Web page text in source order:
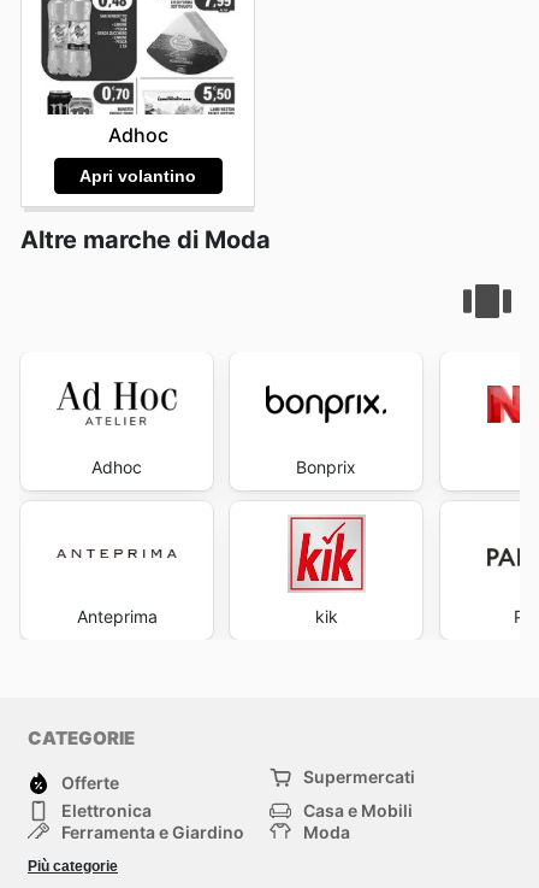
Adhoc
Apri volantino
Altre marche di Moda
Adhoc
Anteprima
Bonprix
kik
CATEGORIE
Offerte
Supermercati
Elettronica
Casa e Mobili
Ferramenta e Giardino
Moda
Bambini e Neonati
Più categorie